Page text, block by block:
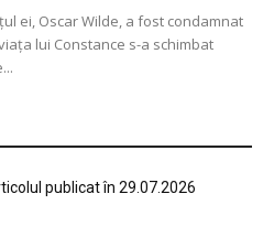
ei, Oscar Wilde, a fost condamnat
lui Constance s-a schimbat
publicat în 29.07.2026